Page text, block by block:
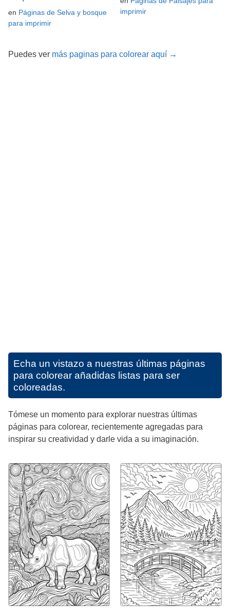
en Páginas de Selva y bosque
para imprimir
imprimir
Puedes ver más paginas para colorear aquí →
Echa un vistazo a nuestras últimas páginas
para colorear añadidas listas para ser
coloreadas.
Tómese un momento para explorar nuestras últimas
páginas para colorear, recientemente agregadas para
inspirar su creatividad y darle vida a su imaginación.